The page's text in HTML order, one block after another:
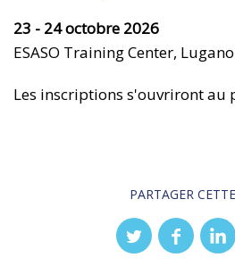
23 - 24 octobre 2026
ESASO Training Center, Lugano
Les inscriptions s'ouvriront au
PARTAGER